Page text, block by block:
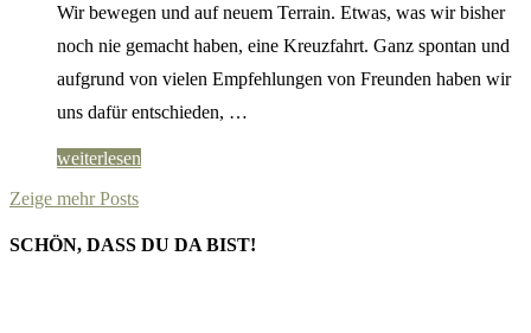
Wir bewegen und auf neuem Terrain. Etwas, was wir bisher
noch nie gemacht haben, eine Kreuzfahrt. Ganz spontan und
aufgrund von vielen Empfehlungen von Freunden haben wir
uns dafür entschieden, …
weiterlesen
Zeige mehr Posts
SCHÖN, DASS DU DA BIST!